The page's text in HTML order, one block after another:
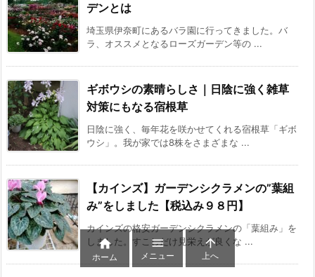
デンとは
埼玉県伊奈町にあるバラ園に行ってきました。バ
ラ、オススメとなるローズガーデン等の ...
ギボウシの素晴らしさ｜日陰に強く雑草
対策にもなる宿根草
日陰に強く、毎年花を咲かせてくれる宿根草「ギボ
ウシ」。我が家では8株をさまざまな ...
【カインズ】ガーデンシクラメンの”葉組
み”をしました【税込み９８円】
カインズの格安ガーデンシクラメンの「葉組み」を
しました。すこしだけ見栄えが良くな ...

ホーム

メニュー

上へ